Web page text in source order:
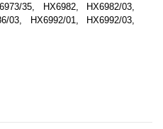
35, HX6982, HX6982/03,
03, HX6992/01, HX6992/03,